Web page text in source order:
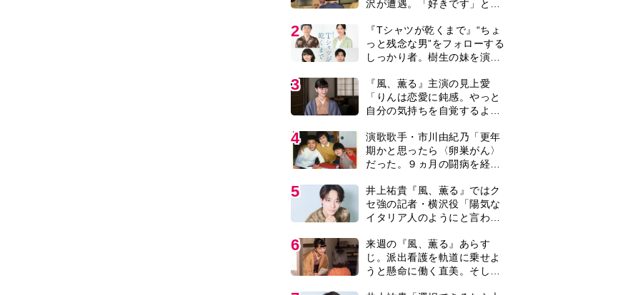
期BEST】
セ強の記者・横沢役「陽気な
て」
6
来週の『風、薫る』あらす
じ。派出看護を軌道に乗せよ
ついに＜あの人＞が…＜ネタ
バレあり＞
井上祐貴「選択できるなら大
変なほうを選ぶ。いつかは大
は横沢役
8
『Tシャツが乾くまで』第5話
予告。心を許しあう咲子と樹
それが過ぎたら…」＜ネタバ
レあり＞
＜3人って誰のこと？＞『Tシ
ャツが乾くまで』水族館で咲
に視聴者「これも何かの伏
線？」「子どもの話だと…」
10
『風、薫る』見上愛「りんの
心が病気になっていく演技が